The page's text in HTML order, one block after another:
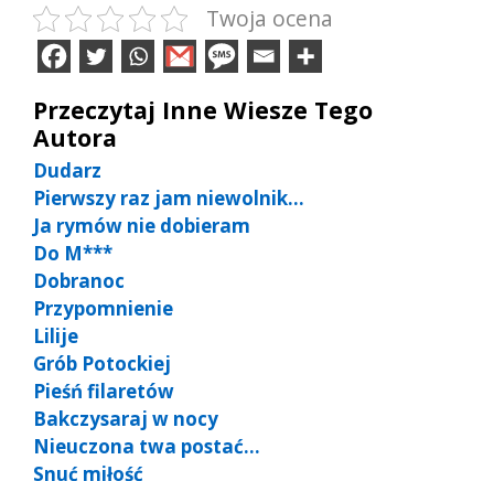
Twoja ocena
Przeczytaj Inne Wiesze Tego
Autora
Dudarz
Pierwszy raz jam niewolnik…
Ja rymów nie dobieram
Do M***
Dobranoc
Przypomnienie
Lilije
Grób Potockiej
Pieśń filaretów
Bakczysaraj w nocy
Nieuczona twa postać…
Snuć miłość